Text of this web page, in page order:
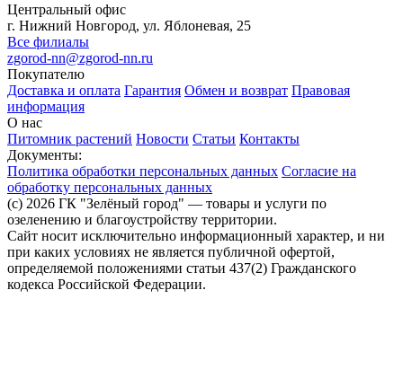
Центральный офис
г. Нижний Новгород, ул. Яблоневая, 25
Все филиалы
zgorod-nn@zgorod-nn.ru
Покупателю
Доставка и оплата Гарантия Обмен и возврат Правовая
информация
О нас
Питомник растений Новости Статьи Контакты
Документы:
Политика обработки персональных данных Согласие на
обработку персональных данных
(c) 2026 ГК "Зелёный город" — товары и услуги по
озеленению и благоустройству территории.
Сайт носит исключительно информационный характер, и ни
при каких условиях не является публичной офертой,
определяемой положениями статьи 437(2) Гражданского
кодекса Российской Федерации.